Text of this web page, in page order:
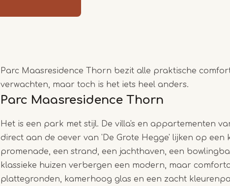
5
Parc Maasresidence Thorn bezit alle praktische
verwachten, maar toch is het iets heel anders.
Parc Maasresidence Thorn
Het is een park met stijl. De villa's en appartementen
direct aan de oever van 'De Grote Hegge' lijken op een
promenade, een strand, een jachthaven, een
klassieke huizen verbergen een modern, maar
plattegronden, kamerhoog glas en een zacht